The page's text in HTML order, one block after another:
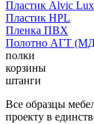
Пластик Alvic
Пластик HPL
Пленка ПВХ
Полотно АГТ
полки
корзины
штанги
Все образцы
проекту в